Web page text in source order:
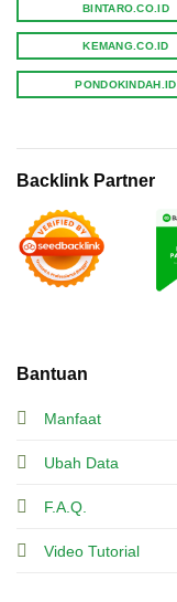
Bantuan
Manfaat
Ubah Data
F.A.Q.
Video Tutorial
BINTARO.CO.ID
KEMANG.CO.ID
PONDOKINDAH.ID
Backlink Partner